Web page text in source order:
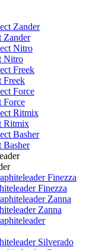
Zander
Nitro
Freek
Force
Ritmix
Basher
Finezza
Zanna
Silverado